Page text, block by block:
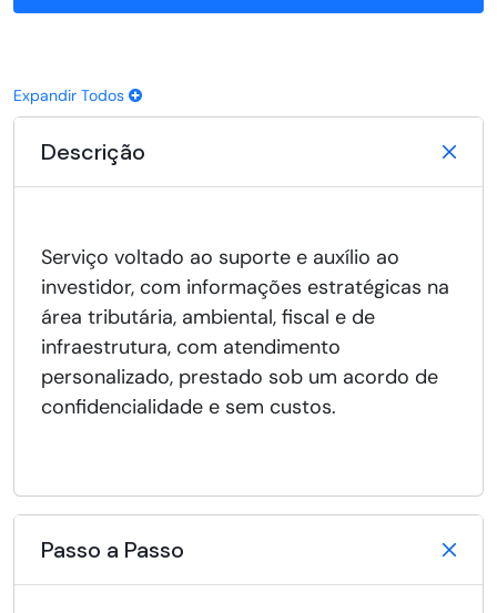
Expandir Todos
Descrição
Serviço voltado ao suporte e auxílio ao
investidor, com informações estratégicas na
área tributária, ambiental, fiscal e de
infraestrutura, com atendimento
personalizado, prestado sob um acordo de
confidencialidade e sem custos.
Passo a Passo